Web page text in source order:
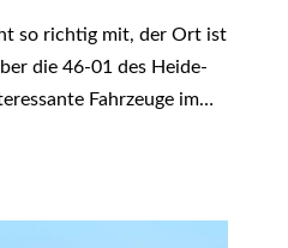
so richtig mit, der Ort ist
die 46-01 des Heide-
Fahrzeuge im…